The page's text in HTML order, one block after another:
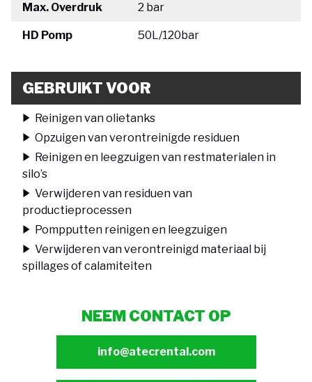
Max. Overdruk 2 bar
HD Pomp 50L/120bar
GEBRUIKT VOOR
Reinigen van olietanks
Opzuigen van verontreinigde residuen
Reinigen en leegzuigen van restmaterialen in
silo’s
Verwijderen van residuen van
productieprocessen
Pompputten reinigen en leegzuigen
Verwijderen van verontreinigd materiaal bij
spillages of calamiteiten
NEEM CONTACT OP
info@atecrental.com